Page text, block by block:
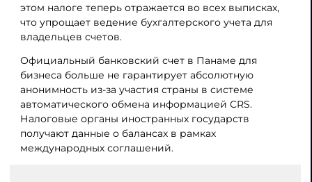
этом налоге теперь отражается во всех выписках,
что упрощает ведение бухгалтерского учета для
владельцев счетов.
Официальный банковский счет в Панаме для
бизнеса больше не гарантирует абсолютную
анонимность из-за участия страны в системе
автоматического обмена информацией CRS.
Налоговые органы иностранных государств
получают данные о балансах в рамках
международных соглашений.